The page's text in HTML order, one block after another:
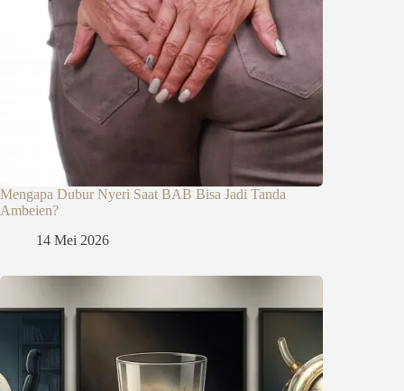
Mengapa Dubur Nyeri Saat BAB Bisa Jadi Tanda
Ambeien?
14 Mei 2026